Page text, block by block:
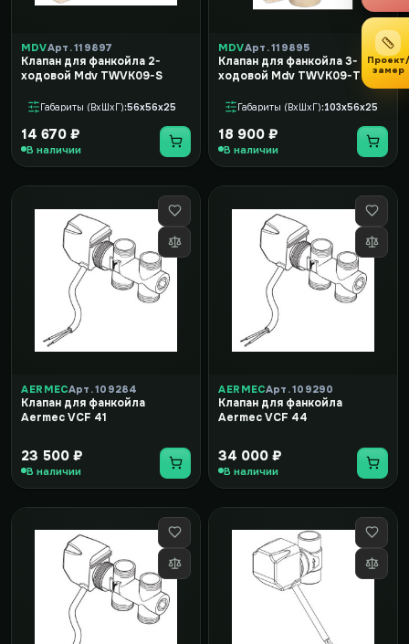
MDVАрт. 119897
Клапан для фанкойла 2-
ходовой Mdv TWVK09-S
Габариты (ВxШxГ) 56x56x25
14 670 ₽
В наличии
MDVАрт. 119895
Клапан для фанкойла 3-
ходовой Mdv TWVK09-T
Габариты (ВxШxГ) 103x56x25
18 900 ₽
В наличии
AERMECАрт. 109284
Клапан для фанкойла
Aermec VCF 41
23 500 ₽
В наличии
AERMECАрт. 109290
Клапан для фанкойла
Aermec VCF 44
34 000 ₽
В наличии
Проект/
замер